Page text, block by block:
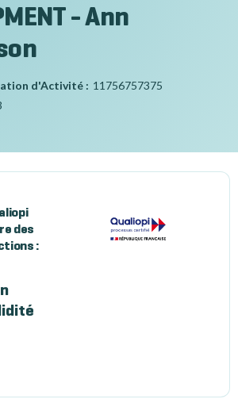
- Ann
d'Activité : 11756757375
des
: